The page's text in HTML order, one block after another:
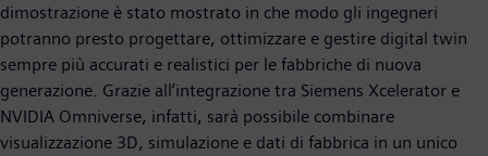
dimostrazione è stato mostrato in che modo gli ingegneri
potranno presto progettare, ottimizzare e gestire digital twin
sempre più accurati e realistici per le fabbriche di nuova
generazione. Grazie all’integrazione tra Siemens Xcelerator e
NVIDIA Omniverse, infatti, sarà possibile combinare
visualizzazione 3D, simulazione e dati di fabbrica in un unico